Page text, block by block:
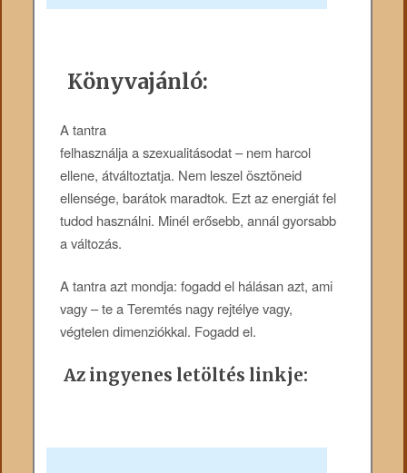
Könyvajánló:
A tantra
felhasználja a szexualitásodat – nem harcol
ellene, átváltoztatja. Nem leszel ösztöneid
ellensége, barátok maradtok. Ezt az energiát fel
tudod használni. Minél erősebb, annál gyorsabb
a változás.
A tantra azt mondja: fogadd el hálásan azt, ami
vagy – te a Teremtés nagy rejtélye vagy,
végtelen dimenziókkal. Fogadd el.
Az ingyenes letöltés linkje: